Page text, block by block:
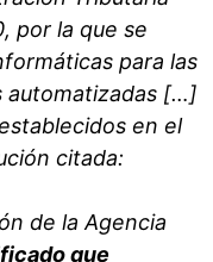
por la que se
para las
automatizadas […]
en el
citada:
de la Agencia
que